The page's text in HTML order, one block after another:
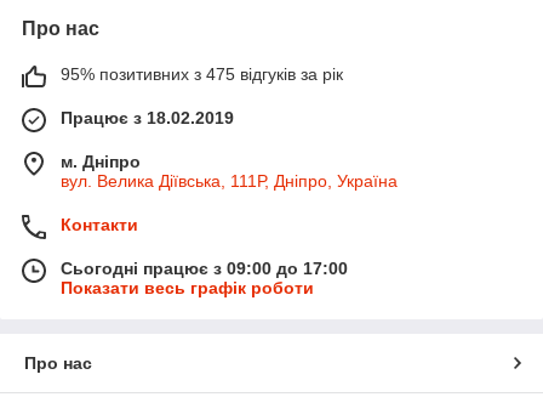
Про нас
95% позитивних з 475 відгуків за рік
Працює з 18.02.2019
м. Дніпро
вул. Велика Діївська, 111Р, Дніпро, Україна
Контакти
Сьогодні працює з 09:00 до 17:00
Показати весь графік роботи
Про нас